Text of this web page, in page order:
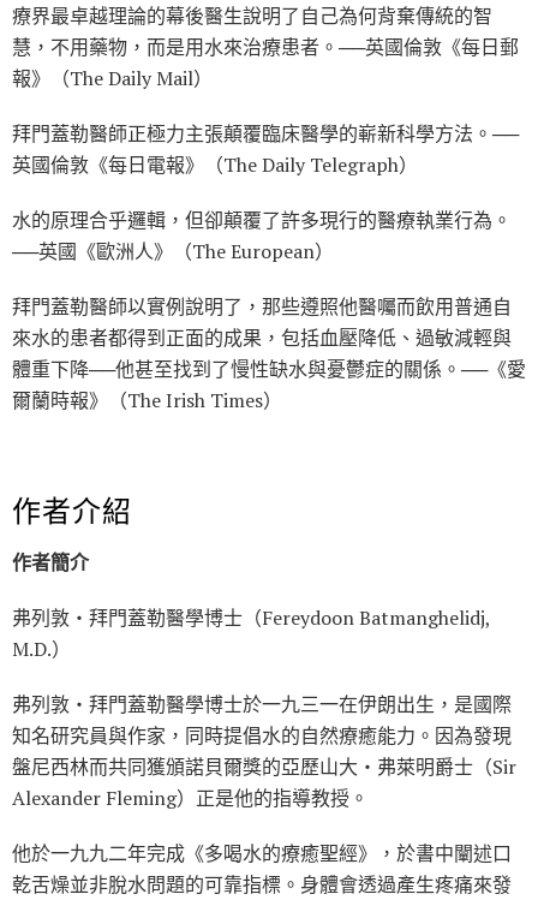
療界最卓越理論的幕後醫生說明了自己為何背棄傳統的智
慧，不用藥物，而是用水來治療患者。──英國倫敦《每日郵
報》（The Daily Mail）
拜門蓋勒醫師正極力主張顛覆臨床醫學的嶄新科學方法。──
英國倫敦《每日電報》（The Daily Telegraph）
水的原理合乎邏輯，但卻顛覆了許多現行的醫療執業行為。
──英國《歐洲人》（The European）
拜門蓋勒醫師以實例說明了，那些遵照他醫囑而飲用普通自
來水的患者都得到正面的成果，包括血壓降低、過敏減輕與
體重下降──他甚至找到了慢性缺水與憂鬱症的關係。──《愛
爾蘭時報》（The Irish Times）
作者介紹
作者簡介
弗列敦‧拜門蓋勒醫學博士（Fereydoon Batmanghelidj,
M.D.）
弗列敦‧拜門蓋勒醫學博士於一九三一在伊朗出生，是國際
知名研究員與作家，同時提倡水的自然療癒能力。因為發現
盤尼西林而共同獲頒諾貝爾獎的亞歷山大‧弗萊明爵士（Sir
Alexander Fleming）正是他的指導教授。
他於一九九二年完成《多喝水的療癒聖經》，於書中闡述口
乾舌燥並非脫水問題的可靠指標。身體會透過產生疼痛來發